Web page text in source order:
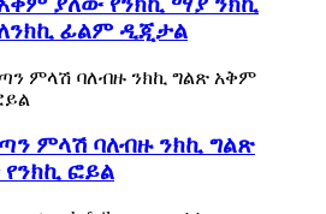
ፊልም ዲጂታል
ምላሽ ባለብዙ ንክኪ ግልጽ
ፎይል